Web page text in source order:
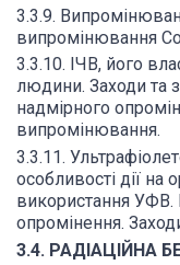
3.3.9.
випромінювання
3.3.10. ІЧВ, його
людини. Заходи та
надмірного
випромінювання.
3.3.11.
особливості дії на
використання УФВ.
опромінення.
3.4. РАДІАЦІЙНА